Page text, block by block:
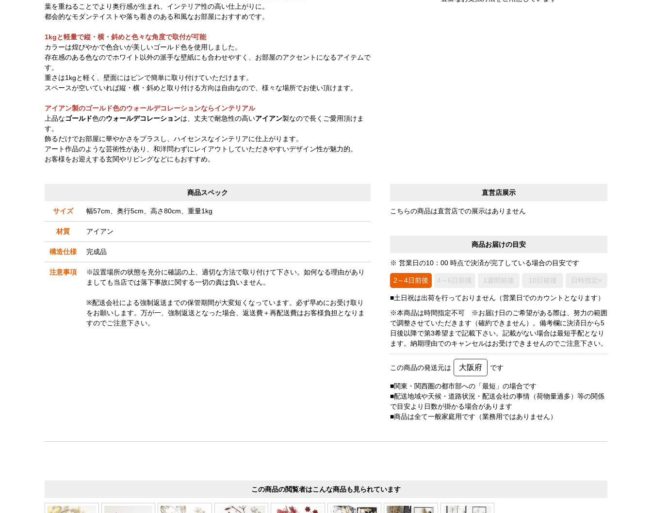
葉を重ねることでより奥行感が生まれ、インテリア性の高い仕上がりに。
都会的なモダンテイストや落ち着きのある和風なお部屋におすすめです。
1kgと軽量で縦・横・斜めと色々な角度で取付が可能
カラーは煌びやかで色合いが美しいゴールド色を使用しました。
存在感のある色なのでホワイト以外の派手な壁紙にも合わせやすく、お部屋のアクセントになるアイテムで
す。
重さは1kgと軽く、壁面にはピンで簡単に取り付けていただけます。
スペースが空いていれば縦・横・斜めと取り付ける方向は自由なので、様々な場所でお使い頂けます。
アイアン製のゴールド色のウォールデコレーションならインテリアル
上品なゴールド色のウォールデコレーションは、丈夫で耐急性の高いアイアン製なので長くご愛用頂けま
す。
飾るだけでお部屋に華やかさをプラスし、ハイセンスなインテリアに仕上がります。
アート作品のような芸術性があり、和洋問わずにレイアウトしていただきやすいデザイン性が魅力的。
お客様をお迎えする玄関やリビングなどにもおすすめ。
直営店展示
こちらの商品は直営店での展示はありません
商品お届けの目安
※ 営業日の10：00 時点で決済が完了している場合の目安です
2～4日前後 4～6日前後 1週間前後 10日前後 日時指定×
■土日祝は出荷を行っておりません（営業日でのカウントとなります）
※本商品は時間指定不可 ※お届け日のご希望がある際は、努力の範囲
で調整させていただきます（確約できません）。備考欄に決済日から5
日後以降で第3希望まで記載下さい。記載がない場合は最短手配となり
ます。納期理由でのキャンセルはお受けできませんのでご注意下さい。
この商品の発送元は 大阪府 です
■関東・関西圏の都市部への「最短」の場合です
■配送地域や天候・道路状況・配送会社の事情（荷物量過多）等の関係
で目安より日数が掛かる場合があります
■商品は全て一般家庭用です（業務用ではありません）
商品スペック
サイズ 幅57cm、奥行5cm、高さ80cm、重量1kg
材質 アイアン
構造仕様 完成品
注意事項
※設置場所の状態を充分に確認の上、適切な方法で取り付けて下さい。如何なる理由があり
ましても当店では落下事故に関する一切の責は負いません。
※配送会社による強制返送までの保管期間が大変短くなっています。必ず早めにお受け取り
をお願いします。万が一、強制返送となった場合、返送費＋再配送費はお客様負担となりま
すのでご注意下さい。
この商品の閲覧者はこんな商品も見られています